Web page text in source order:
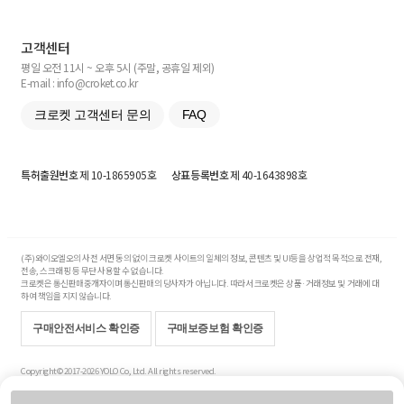
고객센터
평일 오전 11시 ~ 오후 5시 (주말, 공휴일 제외)
E-mail : info@croket.co.kr
크로켓 고객센터 문의 FAQ
특허출원번호제 10-1865905호 상표등록번호제 40-1643898호
(주)와이오엘오의 사전 서면 동의 없이 크로켓 사이트의 일체의 정보, 콘텐츠 및 UI등을 상업적 목적으로 전재,
전송, 스크래핑 등 무단 사용할 수 없습니다.
크로켓은 통신판매중개자이며 통신판매의 당사자가 아닙니다. 따라서 크로켓은 상품·거래정보 및 거래에 대
하여 책임을 지지 않습니다.
구매안전서비스 확인증 구매보증보험 확인증
Copyright© 2017-2026 YOLO Co, Ltd. All rights reserved.